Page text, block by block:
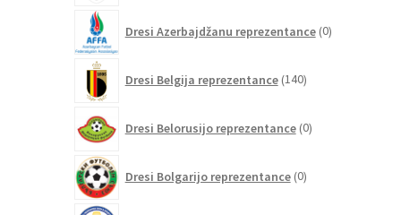
Dresi Azerbajdžanu reprezentance 0izdelkov
Dresi Belgija reprezentance 140izdelkov
Dresi Belorusijo reprezentance 0izdelkov
Dresi Bolgarijo reprezentance 0izdelkov